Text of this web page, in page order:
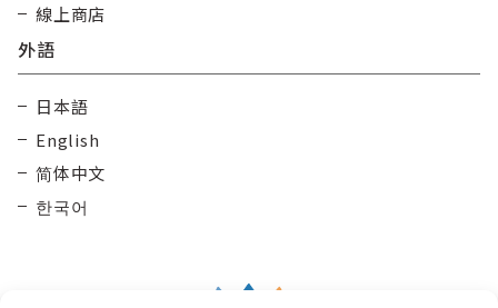
線上商店
外語
日本語
English
简体中文
한국어